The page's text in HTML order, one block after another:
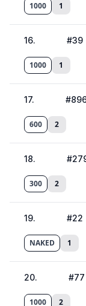
1000 1
16. #39
1000 1
17. #
600 2
18. #
300 2
19. #22
NAKED 1
20. #77
1000 2